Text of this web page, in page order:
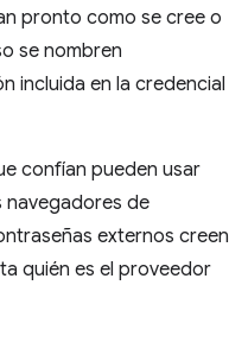
pronto como se cree o
se nombren
incluida en la credencial
confían pueden usar
navegadores de
externos creen
quién es el proveedor